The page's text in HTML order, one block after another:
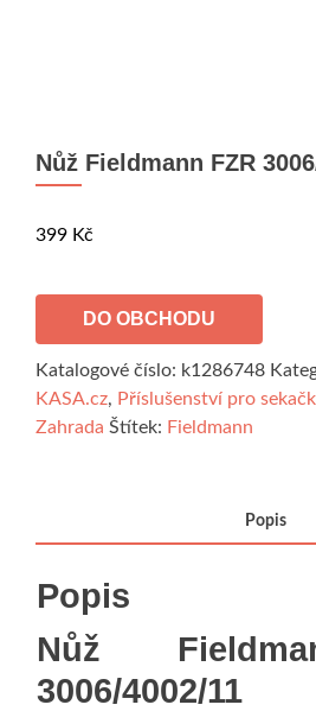
Nůž Fieldmann FZR
399 Kč
DO OBCHODU
Katalogové číslo: k1286748
KASA.cz, Příslušenství pro
Zahrada Štítek: Fieldmann
Popis
Popis
Nůž
3006/4002/11